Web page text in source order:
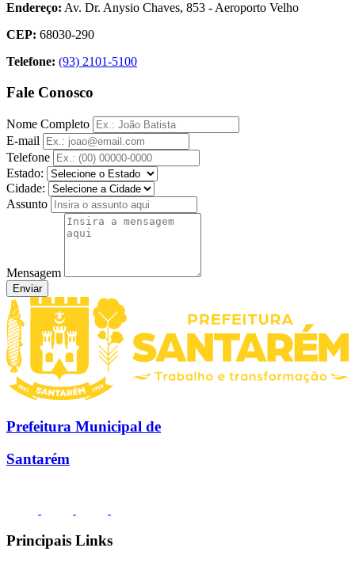
Endereço: Av. Dr. Anysio Chaves, 853 - Aeroporto Velho
CEP: 68030-290
Telefone: (93) 2101-5100
Fale Conosco
Nome Completo
E-mail
Telefone
Estado:
Cidade:
Assunto
Mensagem
Enviar
Prefeitura Municipal de
Santarém
Principais Links